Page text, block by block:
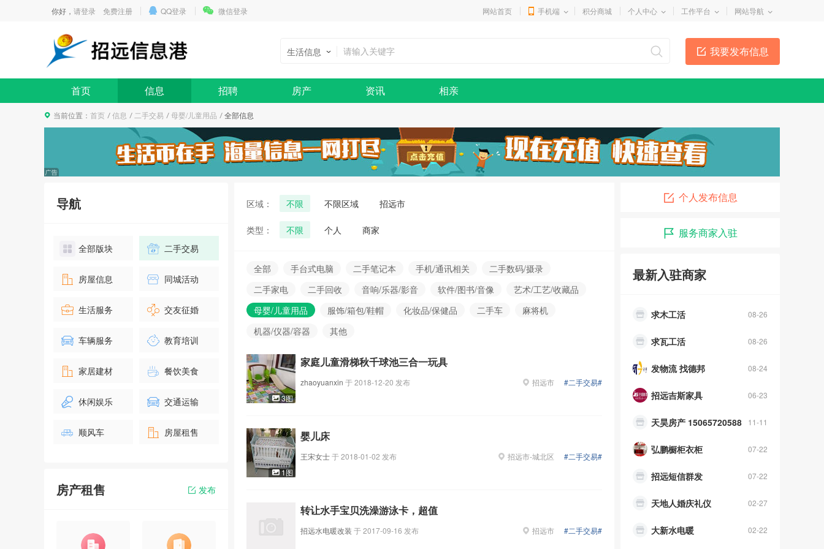
你好， 请登录 免费注册 QQ登录 微信登录 网站首页 手机端 积分商城 个人中心 工作平台 网站导航
我要发布信息
生活信息
首页 信息 招聘 房产 资讯 相亲
当前位置： 首页 信息 二手交易 母婴/儿童用品 全部信息
导航
全部版块 二手交易
房屋信息 同城活动
生活服务 交友征婚
车辆服务 教育培训
家居建材 餐饮美食
休闲娱乐 交通运输
顺风车 房屋租售
房产租售 发布
区域： 不限 不限区域 招远市
类型： 不限 个人 商家
全部 手台式电脑 二手笔记本 手机/通讯相关
二手数码/摄录
二手家电
二手回收 音响/乐器/影音 软件/图书/音像
艺术/工艺/收藏品
母婴/儿童用品
服饰/箱包/鞋帽 化妆品/保健品 二手车
麻将机
机器/仪器/容器
其他
3图
家庭儿童滑梯秋千球池三合一玩具
zhaoyuanxin 于2018-12-20 发布 招远市 #二手交易#
1图
婴儿床
王宋女士于2018-01-02 发布 招远市-城北区 #二手交易#
转让水手宝贝洗澡游泳卡，超值
招远水电暖改装 于2017-09-16 发布 招远市 #二手交易#
个人发布信息
服务商家入驻
最新入驻商家
李国良律师
招远市兄弟搬运公司
08-26
求木工活
08-26
求瓦工活
08-24
发物流 找德邦
06-23
招远吉斯家具
11-11
天昊房产 15065720588
07-22
弘鹏橱柜衣柜
07-22
招远短信群发
02-27
天地人婚庆礼仪
02-22
大新水电暖